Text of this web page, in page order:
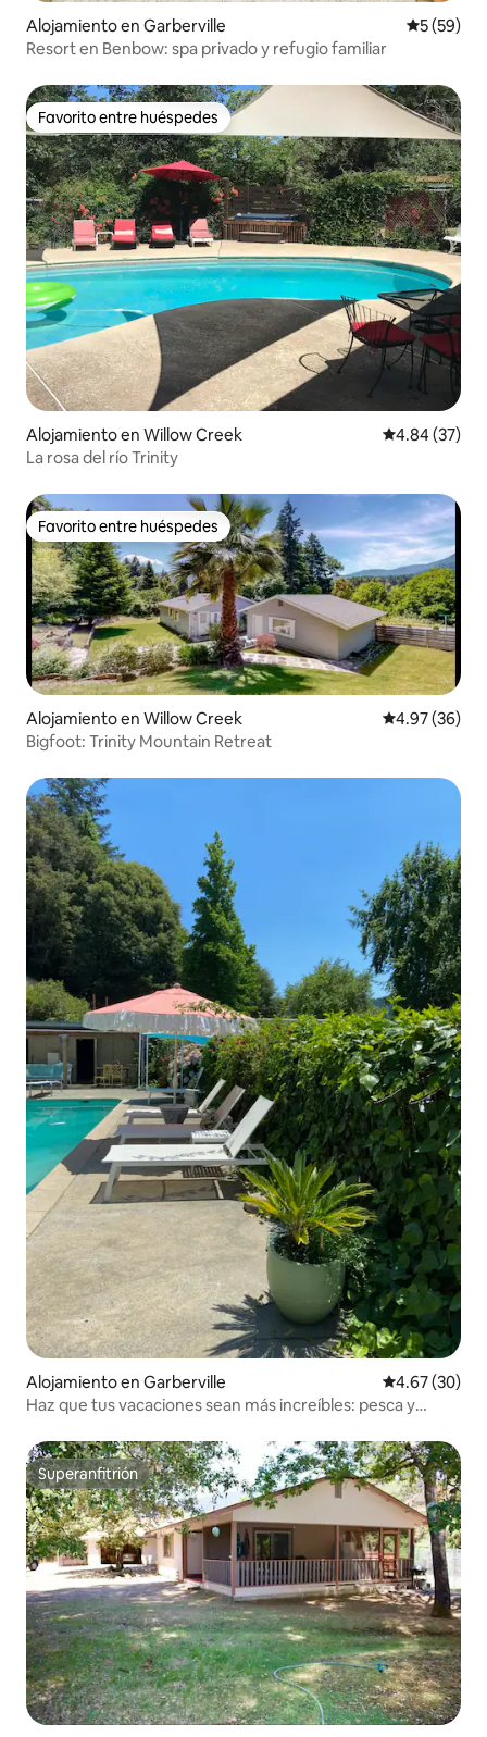
Alojamiento en Garberville
5 (59)
Resort en Benbow: spa privado y refugio familiar
Favorito entre huéspedes
Favorito entre huéspedes
Alojamiento en Willow Creek Calificación
4.84 (37)
La rosa del río Trinity
Favorito entre huéspedes
Favorito entre huéspedes
Alojamiento en Willow Creek Calificación
4.97 (36)
Bigfoot: Trinity Mountain Retreat
Alojamiento en Garberville Calificación
4.67 (30)
Haz que tus vacaciones sean más increíbles: pesca y
Superanfitrión
Superanfitrión